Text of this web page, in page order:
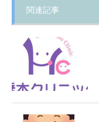
関連記事